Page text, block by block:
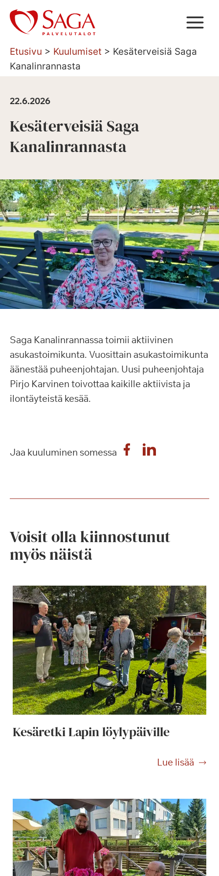
Siirry
sisältöön
Etusivu > Kuulumiset > Kesäterveisiä Saga
Kanalinrannasta
22.6.2026
Kesäterveisiä Saga
Kanalinrannasta
Saga Kanalinrannassa toimii aktiivinen
asukastoimikunta. Vuosittain asukastoimikunta
äänestää puheenjohtajan. Uusi puheenjohtaja
Pirjo Karvinen toivottaa kaikille aktiivista ja
ilontäyteistä kesää.
Jaa kuuluminen somessa
Voisit olla kiinnostunut
myös näistä
Kesäretki Lapin löylypäiville
Lue lisää
K
ä
r
e
t
k
i
L